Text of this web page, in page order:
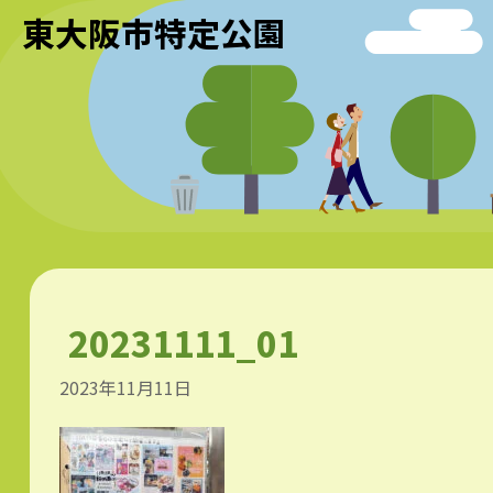
東大阪市特定公園
20231111_01
2023年11月11日